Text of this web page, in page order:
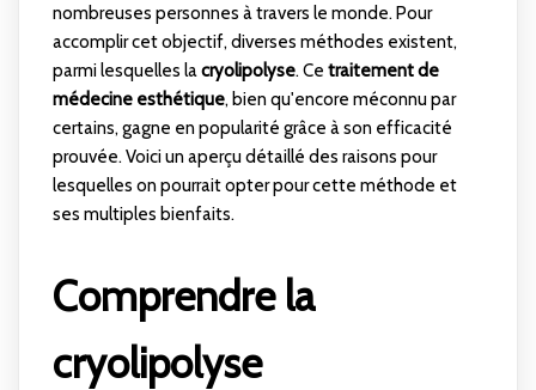
nombreuses personnes à travers le monde. Pour
accomplir cet objectif, diverses méthodes existent,
parmi lesquelles lacryolipolyse. Ce traitement de
médecine esthétique, bien qu'encore méconnu par
certains, gagne en popularité grâce à son efficacité
prouvée. Voici un aperçu détaillé des raisons pour
lesquelles on pourrait opter pour cette méthode et
ses multiples bienfaits.
Comprendre la
cryolipolyse